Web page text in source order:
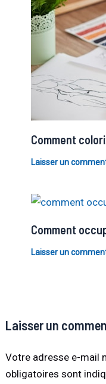
Comment
Laisser un
Comment
Laisser un
Laisser un
Votre adresse e-mail
obligatoires sont